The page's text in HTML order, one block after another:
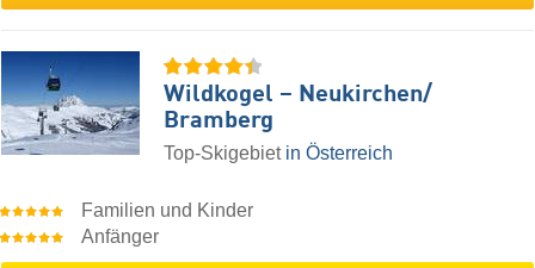
Wildkogel – Neukirchen/​
Bramberg
Top-Skigebiet in Österreich
Familien und Kinder
Anfänger